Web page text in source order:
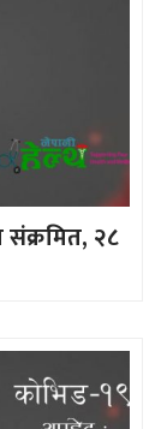
संक्रमित, २८